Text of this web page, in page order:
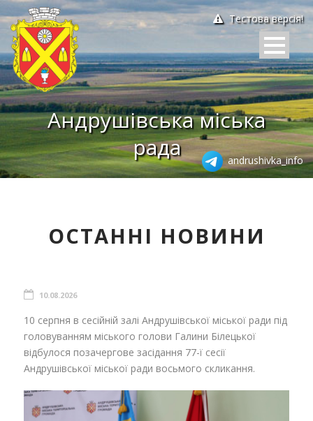
Тестова версія!
Андрушівська міська
рада
andrushivka_info
ОСТАННІ НОВИНИ
10.08.2026
10 серпня в сесійній залі Андрушівської міської ради під
головуванням міського голови Галини Білецької
відбулося позачергове засідання 77-ї сесії
Андрушівської міської ради восьмого скликання.